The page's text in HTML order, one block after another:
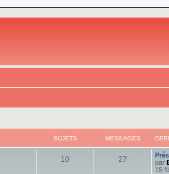
SUJETS MESSAGES
10 27
par
15